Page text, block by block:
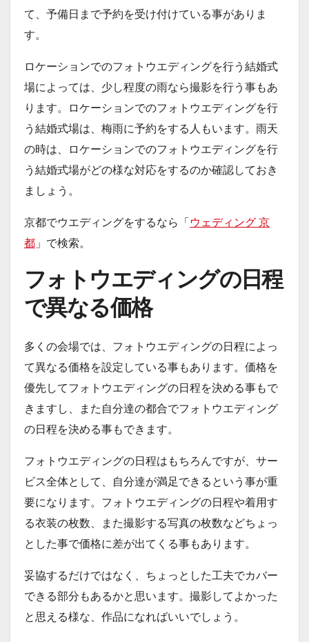
て、予備日まで予約を受け付けている事がありま
す。
ロケーションでのフォトウエディングを行う結婚式
場によっては、少し程度の雨なら撮影を行う事もあ
ります。ロケーションでのフォトウエディングを行
う結婚式場は、梅雨に予約をする人もいます。雨天
の時は、ロケーションでのフォトウエディングを行
う結婚式場がどの様な対応をするのか確認しておき
ましょう。
京都でウエディングをするなら「 ウェディング 京
都 」で検索。
フォトウエディングの日程
で異なる価格
多くの会場では、フォトウエディングの日程によっ
て異なる価格を設定している事もあります。価格を
優先してフォトウエディングの日程を決める事もで
きますし、また自分達の都合でフォトウエディング
の日程を決める事もできます。
フォトウエディングの日程はもちろんですが、サー
ビス全体として、自分達が満足できるという事が重
要になります。フォトウエディングの日程や着用す
る衣装の枚数、また撮影する写真の枚数などちょっ
とした事で価格に差が出てくる事もあります。
妥協するだけではなく、ちょっとした工夫でカバー
できる部分もあるかと思います。撮影してよかった
と思える様な、作品になればいいでしょう。